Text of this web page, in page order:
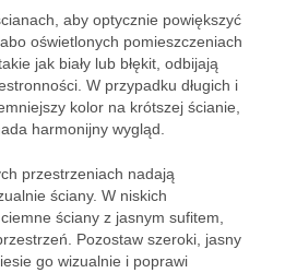
aby optycznie powiększyć
oświetlonych pomieszczeniach
jak biały lub błękit, odbijają
W przypadku długich i
kolor na krótszej ścianie,
harmonijny wygląd.
przestrzeniach nadają
ściany. W niskich
ściany z jasnym sufitem,
Pozostaw szeroki, jasny
go wizualnie i poprawi